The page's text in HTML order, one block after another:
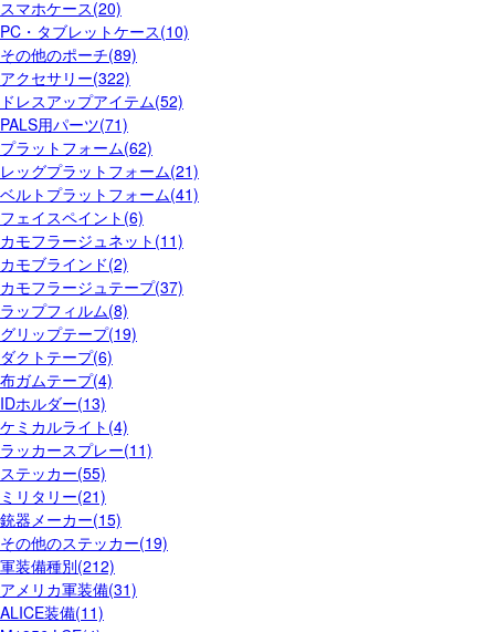
スマホケース(20)
PC・タブレットケース(10)
その他のポーチ(89)
アクセサリー(322)
ドレスアップアイテム(52)
PALS用パーツ(71)
プラットフォーム(62)
レッグプラットフォーム(21)
ベルトプラットフォーム(41)
フェイスペイント(6)
カモフラージュネット(11)
カモブラインド(2)
カモフラージュテープ(37)
ラップフィルム(8)
グリップテープ(19)
ダクトテープ(6)
布ガムテープ(4)
IDホルダー(13)
ケミカルライト(4)
ラッカースプレー(11)
ステッカー(55)
ミリタリー(21)
銃器メーカー(15)
その他のステッカー(19)
軍装備種別(212)
アメリカ軍装備(31)
ALICE装備(11)